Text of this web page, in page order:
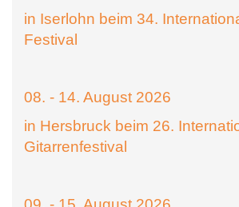
in Iserlohn beim 34.
Festival
08. - 14. August 2026
in Hersbruck beim 26.
Gitarrenfestival